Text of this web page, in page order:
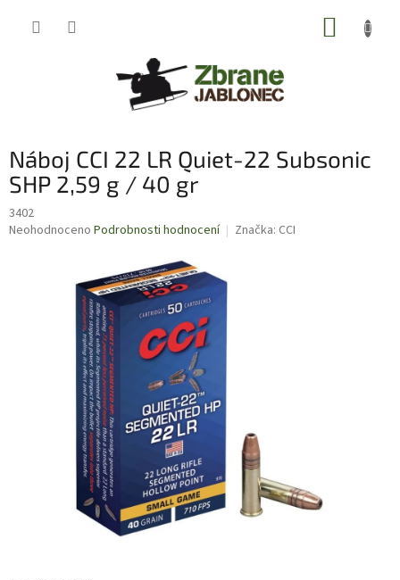
Náboj CCI 22 LR Quiet-22 Subsonic
SHP 2,59 g / 40 gr
3402
Průměrné
Neohodnoceno Podrobnosti hodnocení Značka: CCI